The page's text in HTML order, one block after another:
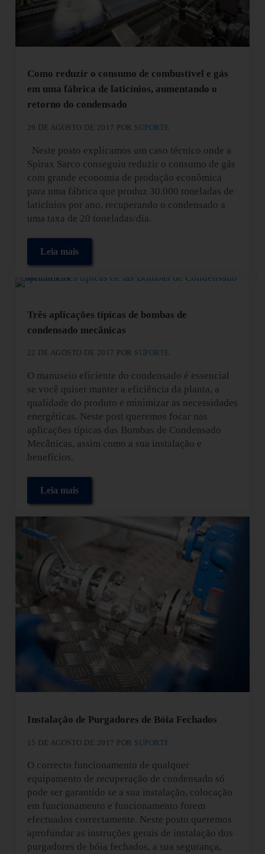
Como reduzir o consumo de combustível e gás
em uma fábrica de laticínios, aumentando o
retorno do condensado
29 DE AGOSTO DE 2017 POR SUPORTE
Neste posto explicamos um caso técnico onde a
Spirax Sarco conseguiu reduzir o consumo de gás
com grande economia de produção econômica
para uma fábrica que produz 30.000 toneladas de
laticínios por ano, recuperando o condensado a
uma taxa de 20 toneladas/dia.
Leia maisComo reduzir o consumo de combustível e gás
Três aplicações típicas de bombas de
condensado mecânicas
22 DE AGOSTO DE 2017 POR SUPORTE
O manuseio eficiente do condensado é essencial
se você quiser manter a eficiência da planta, a
qualidade do produto e minimizar as necessidades
energéticas. Neste post queremos focar nas
aplicações típicas das Bombas de Condensado
Mecânicas, assim como a sua instalação e
benefícios.
Leia maisTrês aplicações típicas de bombas de condensado
Instalação de Purgadores de Bóia Fechados
15 DE AGOSTO DE 2017 POR SUPORTE
O correcto funcionamento de qualquer
equipamento de recuperação de condensado só
pode ser garantido se a sua instalação, colocação
em funcionamento e funcionamento forem
efectuados correctamente. Neste posto queremos
aprofundar as instruções gerais de instalação dos
purgadores de bóia fechados, a sua segurança,